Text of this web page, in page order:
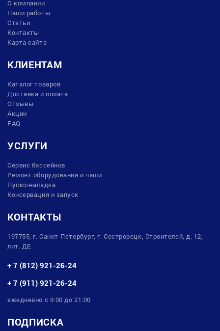
О компании
Наши работы
Статьи
Контакты
Карта сайта
КЛИЕНТАМ
Каталог товаров
Доставка и оплата
Отзывы
Акции
FAQ
УСЛУГИ
Сервис бассейнов
Ремонт оборудования и чаши
Пуско-наладка
Консервация и запуск
КОНТАКТЫ
197755, г. Санкт-Петербург, г. Сестрорецк, Строителей, д. 12,
лит. ДЕ
+ 7 (812) 921-26-24
+ 7 (911) 921-26-24
ежедневно с 9:00 до 21:00
ПОДПИСКА